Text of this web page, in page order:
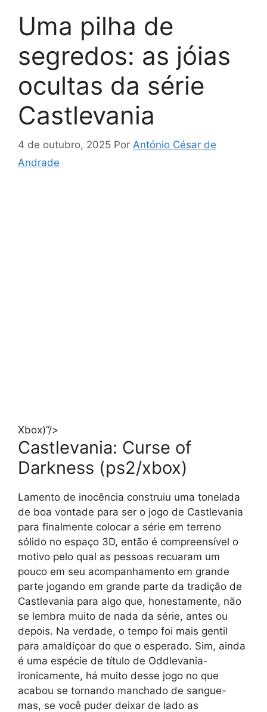
Uma pilha de
segredos: as jóias
ocultas da série
Castlevania
4 de outubro, 2025 Por António César de
Andrade
Xbox)”/>
Castlevania: Curse of
Darkness (ps2/xbox)
Lamento de inocência construiu uma tonelada
de boa vontade para ser o jogo de Castlevania
para finalmente colocar a série em terreno
sólido no espaço 3D, então é compreensível o
motivo pelo qual as pessoas recuaram um
pouco em seu acompanhamento em grande
parte jogando em grande parte da tradição de
Castlevania para algo que, honestamente, não
se lembra muito de nada da série, antes ou
depois. Na verdade, o tempo foi mais gentil
para amaldiçoar do que o esperado. Sim, ainda
é uma espécie de título de Oddlevania-
ironicamente, há muito desse jogo no que
acabou se tornando manchado de sangue-
mas, se você puder deixar de lado as